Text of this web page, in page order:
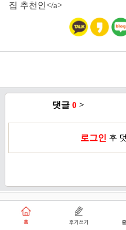
집 추천인</a>
댓글 0 >
로그인 후
쑥쑥플래닛 주식